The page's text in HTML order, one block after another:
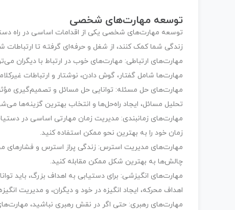
توسعه مهارت‌های شخصی
توسعه مهارت‌های شخصی یکی از اقدامات اساسی در راه
زندگی شما کمک کنند، از شغل و حرفه‌ای گرفته تا
مهارت‌های ارتباطی: مهارت‌های خوب در ارتباط با دیگران
مهارت‌ها شامل گفتار، گوش دادن، نوشتار و ارتباطات
مهارت‌های حل مسئله: توانایی حل مسائل و تصمیم‌گیری
تحلیل مسائل، ایجاد راه‌حل‌ها و انتخاب بهترین گزینه‌ها
مهارت‌های زمانبندی: مدیریت زمان مهارتی اساسی در
زمان خود را به بهترین نحو ممکن استفاده کنید.
مهارت‌های مدیریت استرس: زندگی پراز استرس و فشارهای
چالش‌ها به بهترین شکل ممکن مقابله کنید.
مهارت‌های انگیزشی: برای دستیابی به اهداف بزرگ، باید
اهداف محرکه، ایجاد انگیزه در خود و دیگران، و مدیریت
مهارت‌های رهبری: حتی اگر در نقش رهبری نباشید،